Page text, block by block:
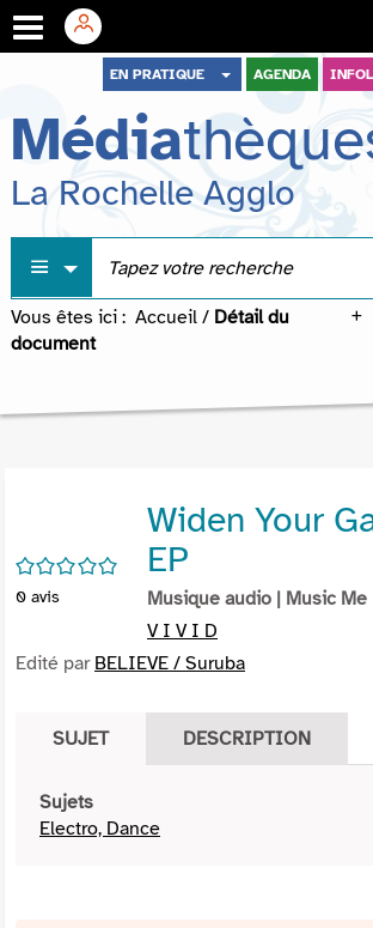
menu
contenu
recherche
EN PRATIQUE AGENDA
Média
La Rochelle Agglo
Vous êtes ici : Accueil / Détail du
document
/5
0 avis
Widen Your
EP
Musique audio | Music Me
V I V I D
Edité par BELIEVE / Suruba
SUJET DESCRIPTION
Sujets
Electro, Dance